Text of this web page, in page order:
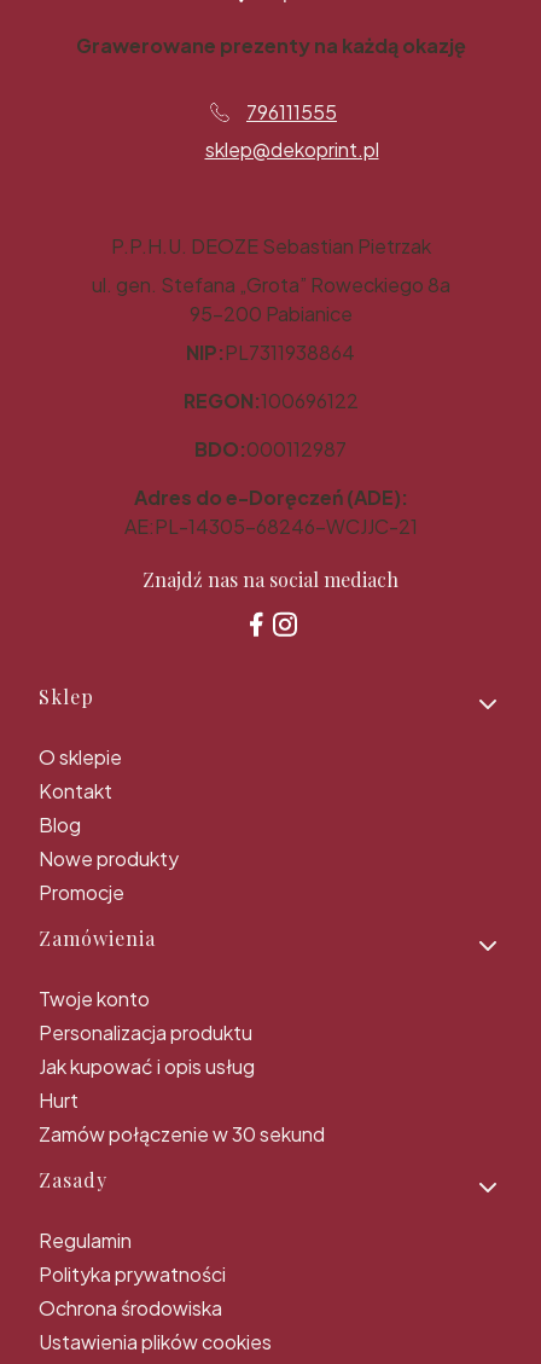
Grawerowane prezenty na każdą okazję
796111555
sklep@dekoprint.pl
P.P.H.U. DEOZE Sebastian Pietrzak
ul. gen. Stefana „Grota” Roweckiego 8a
95-200 Pabianice
NIP:PL7311938864
REGON:100696122
BDO:000112987
Adres do e-Doręczeń (ADE):
AE:PL-14305-68246-WCJJC-21
Znajdź nas na social mediach
Linki w stopce
Sklep
O sklepie
Kontakt
Blog
Nowe produkty
Promocje
Zamówienia
Twoje konto
Personalizacja produktu
Jak kupować i opis usług
Hurt
Zamów połączenie w 30 sekund
Zasady
Regulamin
Polityka prywatności
Ochrona środowiska
Ustawienia plików cookies